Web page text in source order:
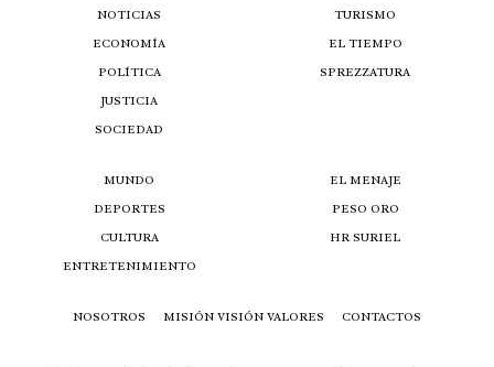
NOTICIAS
ECONOMÍA
POLÍTICA
JUSTICIA
SOCIEDAD
TURISMO
EL TIEMPO
SPREZZATURA
MUNDO
DEPORTES
CULTURA
ENTRETENIMIENTO
EL MENAJE
PESO ORO
HR SURIEL
NOSOTROS MISIÓN VISIÓN VALORES CONTACTOS